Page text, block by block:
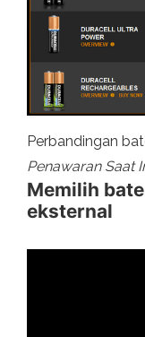
Perbandingan
Penawaran Saat
Memilih
eksternal